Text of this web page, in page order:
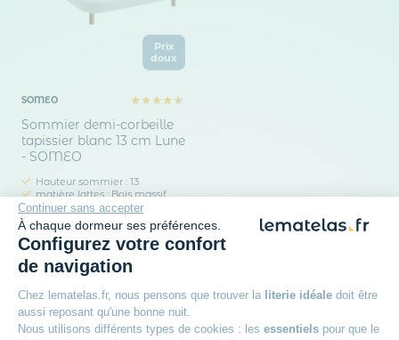
Continuer sans accepter
À chaque dormeur ses préférences.
Configurez votre confort
de navigation
Chez lematelas.fr, nous pensons que trouver la literie idéale doit être
aussi reposant qu'une bonne nuit.
Nous utilisons différents types de cookies : les essentiels pour que le
Prix
doux
SOMEO
Sommier demi-corbeille
tapissier blanc 13 cm Lune
- SOMEO
Hauteur sommier : 13
matière lattes : Bois massif
545